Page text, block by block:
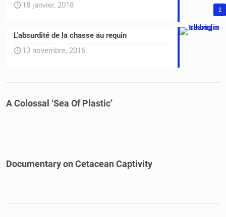
2
18 janvier, 2018
L’absurdité de la chasse au requin
13 novembre, 2016
A Colossal ‘Sea Of Plastic’
Documentary on Cetacean Captivity